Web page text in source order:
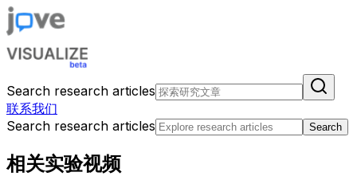
Search research articles
联系我们
Search research articles
Search
相关实验视频